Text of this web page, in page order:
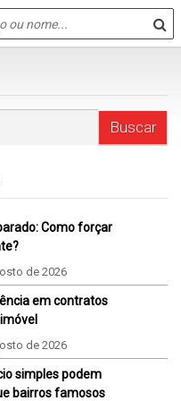
Como forçar
de 2026
em contratos
de 2026
simples podem
bairros famosos